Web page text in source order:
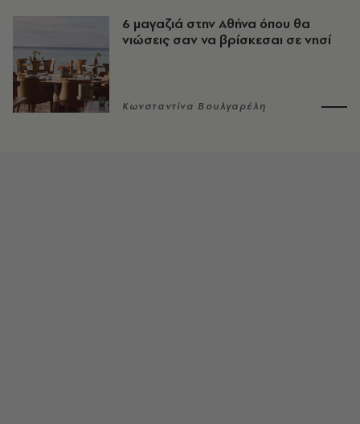
6 μαγαζιά στην Αθήνα όπου θα
νιώσεις σαν να βρίσκεσαι σε νησί
Κωνσταντίνα Βουλγαρέλη